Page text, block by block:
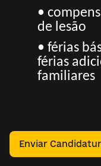
•
de lesão
• férias
férias
familiares
Enviar